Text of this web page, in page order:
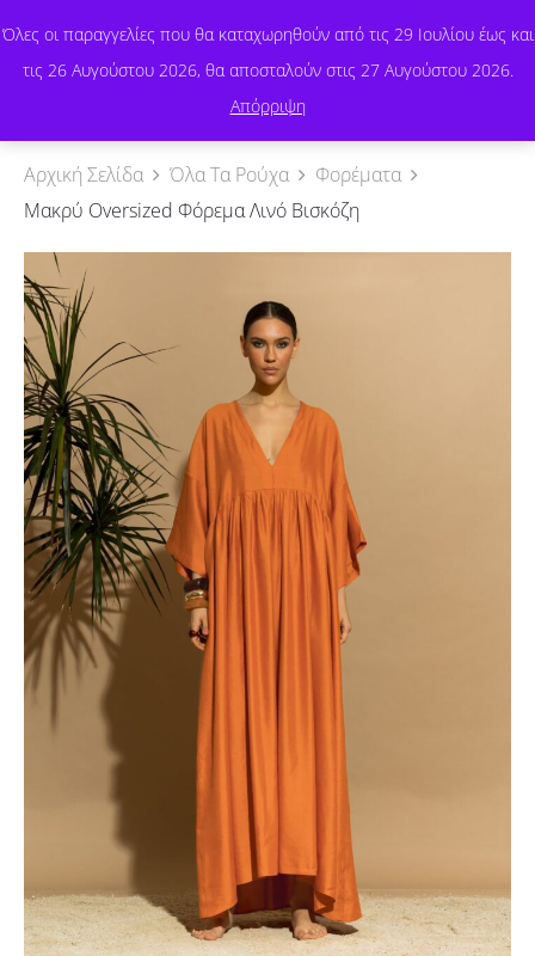
Όλες οι παραγγελίες που θα καταχωρηθούν από τις 29 Ιουλίου έως και
τις 26 Αυγούστου 2026, θα αποσταλούν στις 27 Αυγούστου 2026.
Απόρριψη
Αρχική Σελίδα Όλα Τα Ρούχα
Φορέματα
Μακρύ Oversized Φόρεμα Λινό Βισκόζη